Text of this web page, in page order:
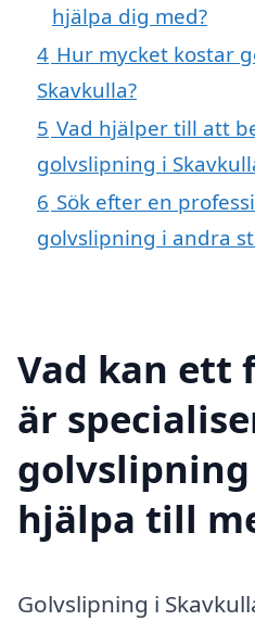
hjälpa dig med?
4 Hur mycket kostar
Skavkulla?
5 Vad hjälper till att
golvslipning i
6 Sök efter en
golvslipning i andra
Vad kan ett
är
hjälpa till
Golvslipning i